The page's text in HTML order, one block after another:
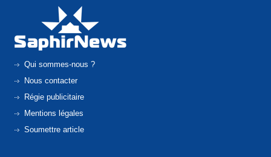
Qui sommes-nous ?
Nous contacter
Régie publicitaire
Mentions légales
Soumettre article